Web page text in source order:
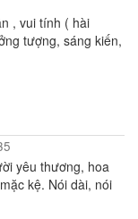
, vui tính ( hài
tượng, sáng kiến,
yêu thương, hoa
kệ. Nói dài, nói